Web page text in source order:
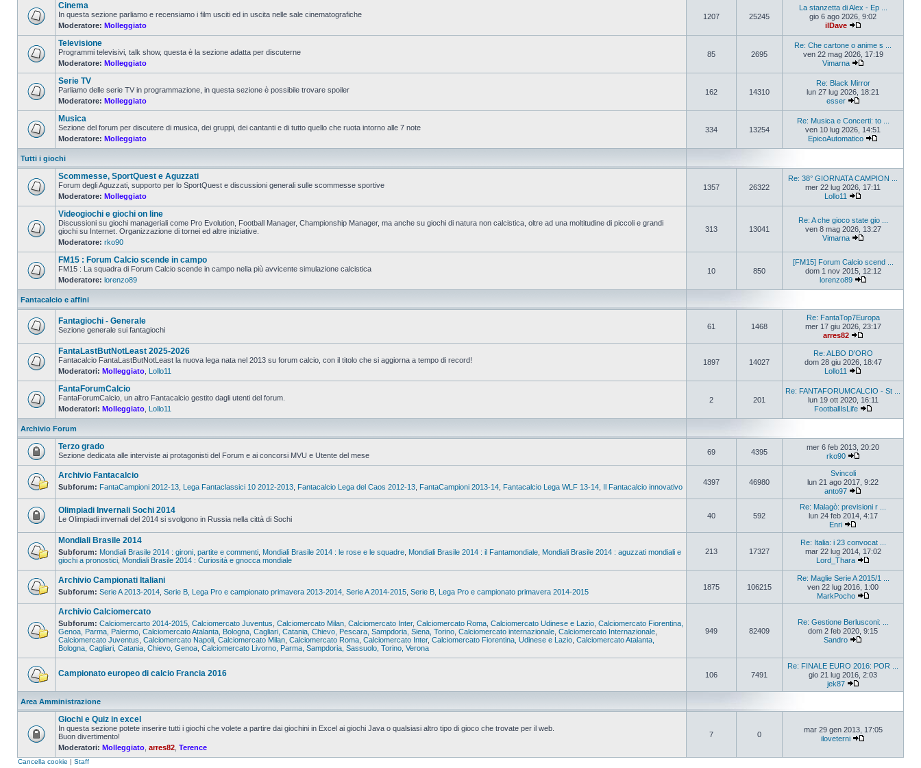
Cinema
In questa sezione parliamo e recensiamo i film usciti ed in uscita nelle sale cinematografiche
Moderatore: Molleggiato
1207 25245
La stanzetta di Alex - Ep ...
gio 6 ago 2026, 9:02
ilDave
Televisione
Programmi televisivi, talk show, questa è la sezione adatta per discuterne
Moderatore: Molleggiato
85 2695
Re: Che cartone o anime s ...
ven 22 mag 2026, 17:19
Vimarna
Serie TV
Parliamo delle serie TV in programmazione, in questa sezione è possibile trovare spoiler
Moderatore: Molleggiato
162 14310
Re: Black Mirror
lun 27 lug 2026, 18:21
esser
Musica
Sezione del forum per discutere di musica, dei gruppi, dei cantanti e di tutto quello che ruota intorno alle 7 note
Moderatore: Molleggiato
334 13254
Re: Musica e Concerti: to ...
ven 10 lug 2026, 14:51
EpicoAutomatico
Tutti i giochi
Scommesse, SportQuest e Aguzzati
Forum degli Aguzzati, supporto per lo SportQuest e discussioni generali sulle scommesse sportive
Moderatore: Molleggiato
1357 26322
Re: 38° GIORNATA CAMPION ...
mer 22 lug 2026, 17:11
Lollo11
Videogiochi e giochi on line
Discussioni su giochi manageriali come Pro Evolution, Football Manager, Championship Manager, ma anche su giochi di natura non calcistica, oltre ad una moltitudine di piccoli e grandi
giochi su Internet. Organizzazione di tornei ed altre iniziative.
Moderatore: rko90
313 13041
Re: A che gioco state gio ...
ven 8 mag 2026, 13:27
Vimarna
FM15 : Forum Calcio scende in campo
FM15 : La squadra di Forum Calcio scende in campo nella più avvicente simulazione calcistica
Moderatore: lorenzo89
10 850
[FM15] Forum Calcio scend ...
dom 1 nov 2015, 12:12
lorenzo89
Fantacalcio e affini
Fantagiochi - Generale
Sezione generale sui fantagiochi 61 1468
Re: FantaTop7Europa
mer 17 giu 2026, 23:17
arres82
FantaLastButNotLeast 2025-2026
Fantacalcio FantaLastButNotLeast la nuova lega nata nel 2013 su forum calcio, con il titolo che si aggiorna a tempo di record!
Moderatori: Molleggiato Lollo11
1897 14027
Re: ALBO D'ORO
dom 28 giu 2026, 18:47
Lollo11
FantaForumCalcio
FantaForumCalcio, un altro Fantacalcio gestito dagli utenti del forum.
Moderatori: Molleggiato Lollo11
2 201
Re: FANTAFORUMCALCIO - St ...
lun 19 ott 2020, 16:11
FootballIsLife
Archivio Forum
Terzo grado
Sezione dedicata alle interviste ai protagonisti del Forum e ai concorsi MVU e Utente del mese 69 4395
mer 6 feb 2013, 20:20
rko90
Archivio Fantacalcio
Subforum: FantaCampioni 2012-13 Lega Fantaclassici 10 2012-2013 Fantacalcio Lega del Caos 2012-13 FantaCampioni 2013-14 Fantacalcio Lega WLF 13-14 Il Fantacalcio innovativo
4397 46980
Svincoli
lun 21 ago 2017, 9:22
anto97
Olimpiadi Invernali Sochi 2014
Le Olimpiadi invernali del 2014 si svolgono in Russia nella città di Sochi 40 592
Re: Malagò: previsioni r ...
lun 24 feb 2014, 4:17
Enri
Mondiali Brasile 2014
Subforum: Mondiali Brasile 2014 : gironi, partite e commenti Mondiali Brasile 2014 : le rose e le squadre Mondiali Brasile 2014 : il Fantamondiale Mondiali Brasile 2014 : aguzzati mondiali e
giochi a pronostici Mondiali Brasile 2014 : Curiosità e gnocca mondiale
213 17327
Re: Italia: i 23 convocat ...
mar 22 lug 2014, 17:02
Lord_Thara
Archivio Campionati Italiani
Subforum: Serie A 2013-2014 Serie B, Lega Pro e campionato primavera 2013-2014 Serie A 2014-2015 Serie B, Lega Pro e campionato primavera 2014-2015
1875 106215
Re: Maglie Serie A 2015/1 ...
ven 22 lug 2016, 1:00
MarkPocho
Archivio Calciomercato
Subforum: Calciomercarto 2014-2015 Calciomercato Juventus Calciomercato Milan Calciomercato Inter, Calciomercato Roma Calciomercato Udinese e Lazio Calciomercato Fiorentina,
Genoa, Parma, Palermo Calciomercato Atalanta, Bologna, Cagliari, Catania, Chievo, Pescara, Sampdoria, Siena, Torino Calciomercato internazionale Calciomercato Internazionale
Calciomercato Juventus Calciomercato Napoli Calciomercato Milan Calciomercato Roma Calciomercato Inter, Calciomercato Fiorentina, Udinese e Lazio Calciomercato Atalanta,
Bologna, Cagliari, Catania, Chievo, Genoa Calciomercato Livorno, Parma, Sampdoria, Sassuolo, Torino, Verona
949 82409
Re: Gestione Berlusconi: ...
dom 2 feb 2020, 9:15
Sandro
Campionato europeo di calcio Francia 2016 106 7491
Re: FINALE EURO 2016: POR ...
gio 21 lug 2016, 2:03
jek87
Area Amministrazione
Giochi e Quiz in excel
In questa sezione potete inserire tutti i giochi che volete a partire dai giochini in Excel ai giochi Java o qualsiasi altro tipo di gioco che trovate per il web.
Buon divertimento!
Moderatori: Molleggiato arres82 Terence
7 0
mar 29 gen 2013, 17:05
iloveterni
Cancella cookie | Staff